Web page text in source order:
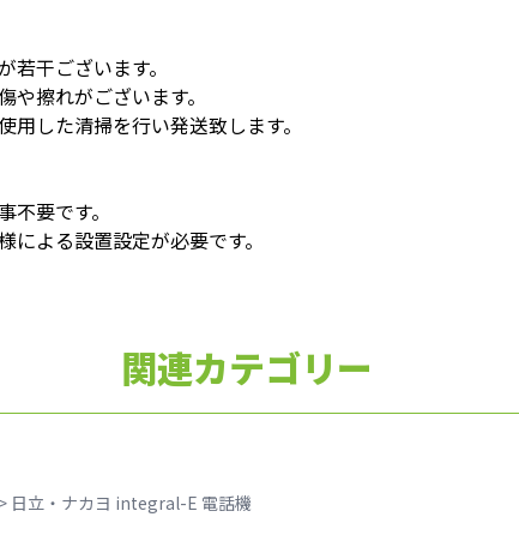
干ございます。
や擦れがございます。
した清掃を行い発送致します。
要です。
よる設置設定が必要です。
関連カテゴリー
> 日立・ナカヨ integral-E 電話機